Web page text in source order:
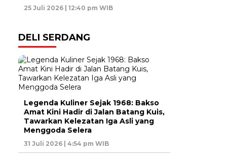
25 Juli 2026 | 12:40 pm WIB
DELI SERDANG
Legenda Kuliner Sejak 1968: Bakso
Amat Kini Hadir di Jalan Batang Kuis,
Tawarkan Kelezatan Iga Asli yang
Menggoda Selera
31 Juli 2026 | 4:54 pm WIB